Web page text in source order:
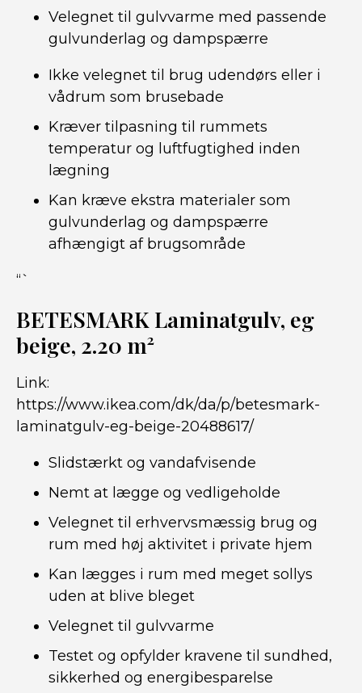
Velegnet til gulvvarme med passende
gulvunderlag og dampspærre
Ikke velegnet til brug udendørs eller i
vådrum som brusebade
Kræver tilpasning til rummets
temperatur og luftfugtighed inden
lægning
Kan kræve ekstra materialer som
gulvunderlag og dampspærre
afhængigt af brugsområde
“`
BETESMARK Laminatgulv, eg
beige, 2.20 m²
Link:
https://www.ikea.com/dk/da/p/betesmark-
laminatgulv-eg-beige-20488617/
Slidstærkt og vandafvisende
Nemt at lægge og vedligeholde
Velegnet til erhvervsmæssig brug og
rum med høj aktivitet i private hjem
Kan lægges i rum med meget sollys
uden at blive bleget
Velegnet til gulvvarme
Testet og opfylder kravene til sundhed,
sikkerhed og energibesparelse